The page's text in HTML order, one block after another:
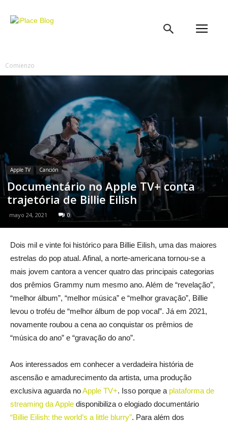
Comienzo
Apple TV Canción
Documentário no Apple TV+ conta
trajetória de Billie Eilish
mayo 24, 2021 0
Dois mil e vinte foi histórico para Billie Eilish, uma das maiores
estrelas do pop atual. Afinal, a norte-americana tornou-se a
mais jovem cantora a vencer quatro das principais categorias
dos prêmios Grammy num mesmo ano. Além de “revelação”,
“melhor álbum”, “melhor música” e “melhor gravação”, Billie
levou o troféu de “melhor álbum de pop vocal”. Já em 2021,
novamente roubou a cena ao conquistar os prêmios de
“música do ano” e “gravação do ano”.
Aos interessados em conhecer a verdadeira história de
ascensão e amadurecimento da artista, uma produção
exclusiva aguarda noApple TV+. Isso porque a plataforma de
streaming da Apple disponibiliza o elogiado documentário
“Billie Eilish: the world’s a little blurry”. Para além dos